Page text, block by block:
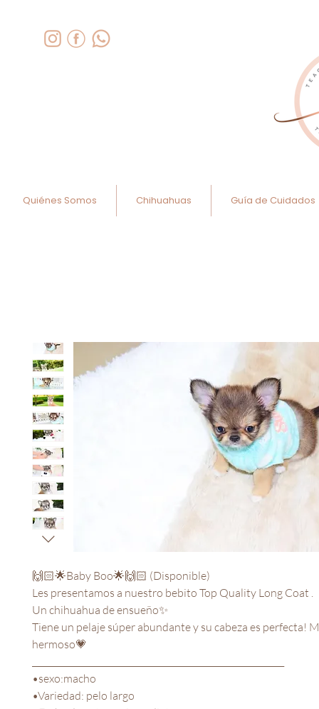
Quiénes Somos Chihuahuas Guía de Cuidados
🙌🏻🌟Baby Boo🌟🙌🏻 (Disponible)
Les presentamos a nuestro bebito Top Quality Long Coat .
Un chihuahua de ensueño✨
Tiene un pelaje súper abundante y su cabeza es perfecta!
hermoso💗
•sexo:macho
•Variedad: pelo largo